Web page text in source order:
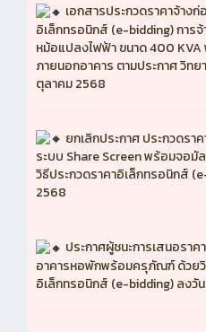
เอกสารประกวดราคาจ้าง
อิเล็กทรอนิกส์ (e-bidding) การ
หม้อแปลงไฟฟ้า ขนาด 400
ภายนอกอาคาร ตามประกาศ วิท
ตุลาคม 2568
ยกเลิกประกาศ ประกวดร
ระบบ Share Screen พร้อมจอ
วิธีประกวดราคาอิเล็กทรอนิกส์
2568
ประกาศผู้ชนะการเสนอรา
อาคารหอพักพร้อมครุภัณฑ์ ด้วยวิ
อิเล็กทรอนิกส์ (e-bidding) ลงวั